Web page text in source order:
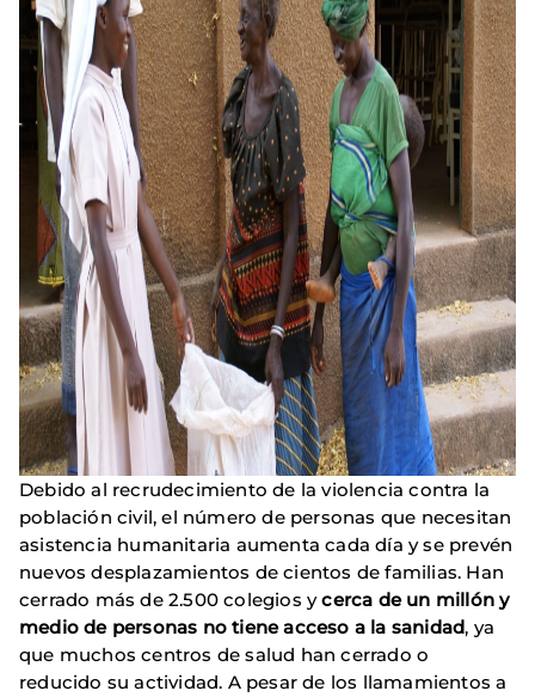
Debido al recrudecimiento de la violencia contra la
población civil, el número de personas que necesitan
asistencia humanitaria aumenta cada día y se prevén
nuevos desplazamientos de cientos de familias. Han
cerrado más de 2.500 colegios ycerca de un millón y
medio de personas no tiene acceso a la sanidad, ya
que muchos centros de salud han cerrado o
reducido su actividad. A pesar de los llamamientos a